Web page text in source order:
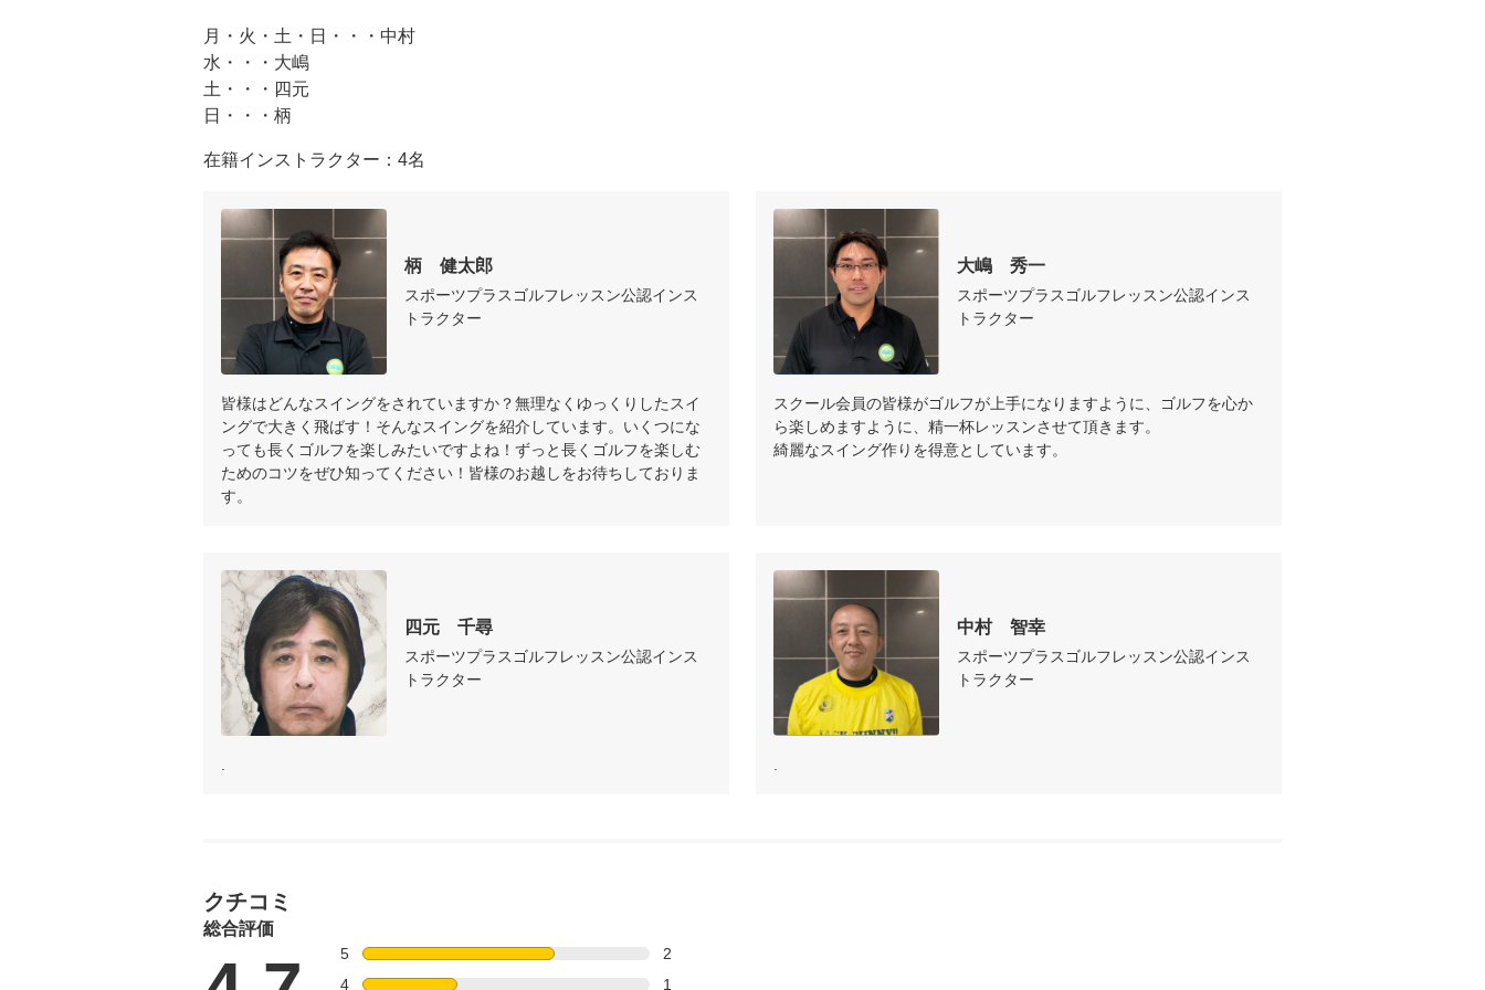
月・火・土・日・・・中村
水・・・大嶋
土・・・四元
日・・・柄
在籍インストラクター：4名
柄　健太郎
スポーツプラスゴルフレッスン公認インス
トラクター
皆様はどんなスイングをされていますか？無理なくゆっくりしたスイ
ングで大きく飛ばす！そんなスイングを紹介しています。いくつにな
っても長くゴルフを楽しみたいですよね！ずっと長くゴルフを楽しむ
ためのコツをぜひ知ってください！皆様のお越しをお待ちしておりま
す。
大嶋　秀一
スポーツプラスゴルフレッスン公認インス
トラクター
スクール会員の皆様がゴルフが上手になりますように、ゴルフを心か
ら楽しめますように、精一杯レッスンさせて頂きます。
綺麗なスイング作りを得意としています。
四元　千尋
スポーツプラスゴルフレッスン公認インス
トラクター
中村　智幸
スポーツプラスゴルフレッスン公認インス
トラクター
クチコミ
総合評価
5
2
4
1